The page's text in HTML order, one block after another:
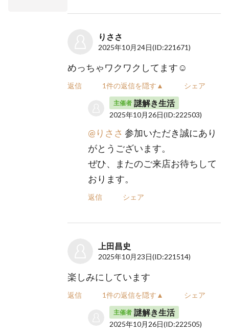
りささ
2025年10月24日(ID:221671)
めっちゃワクワクしてます☺️
返信 1件の返信を隠す▲ シェア
主催者 謎解き生活
2025年10月26日(ID:222503)
@りささ 参加いただき誠にあり
がとうございます。
ぜひ、またのご来店お待ちして
おります。
返信 シェア
上田昌史
2025年10月23日(ID:221514)
楽しみにしています
返信 1件の返信を隠す▲ シェア
主催者 謎解き生活
2025年10月26日(ID:222505)